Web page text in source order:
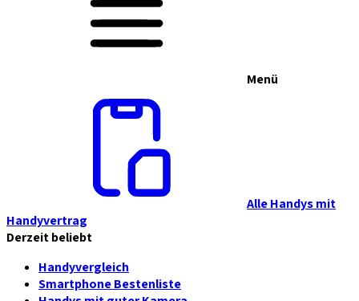
Menü
Alle Handys mit
Handyvertrag
Derzeit beliebt
Handyvergleich
Smartphone Bestenliste